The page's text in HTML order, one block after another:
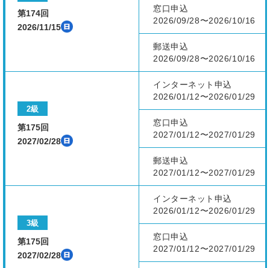
第174回
2026/11/15
窓口申込
2026/09/28〜2026/10/16
郵送申込
2026/09/28〜2026/10/16
2級
第175回
2027/02/28
インターネット申込
2026/01/12〜2026/01/29
窓口申込
2027/01/12〜2027/01/29
郵送申込
2027/01/12〜2027/01/29
3級
第175回
2027/02/28
インターネット申込
2026/01/12〜2026/01/29
窓口申込
2027/01/12〜2027/01/29